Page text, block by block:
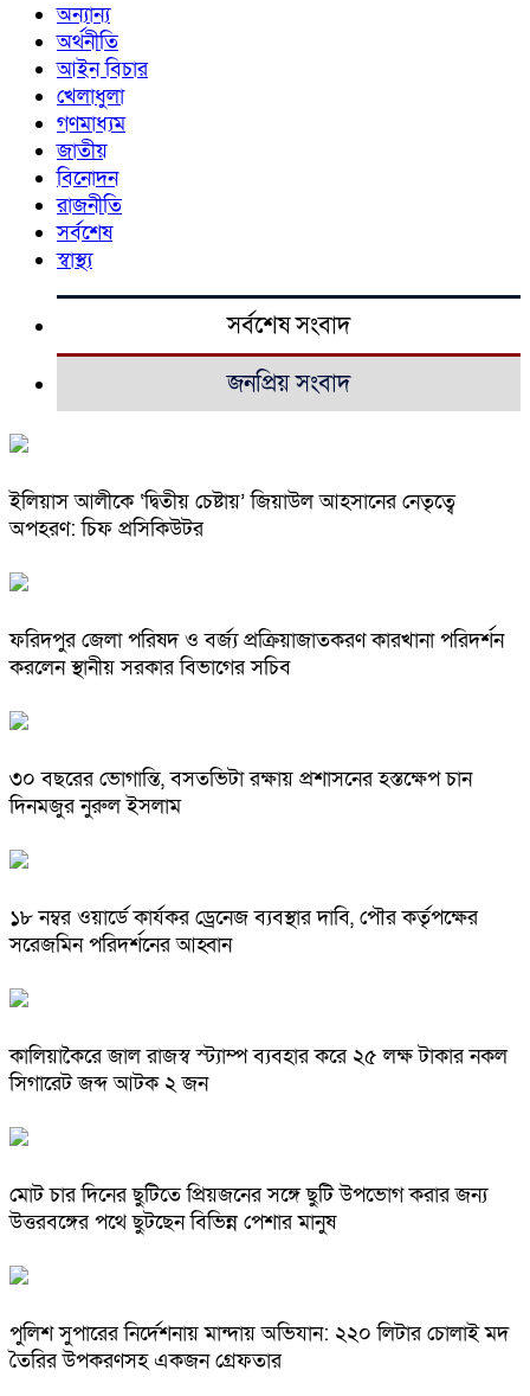
অন্যান্য
অর্থনীতি
আইন বিচার
খেলাধুলা
গণমাধ্যম
জাতীয়
বিনোদন
রাজনীতি
সর্বশেষ
স্বাস্থ্য
সর্বশেষ সংবাদ
জনপ্রিয় সংবাদ
ইলিয়াস আলীকে ‘দ্বিতীয় চেষ্টায়’ জিয়াউল আহসানের নেতৃত্বে
অপহরণ: চিফ প্রসিকিউটর
ফরিদপুর জেলা পরিষদ ও বর্জ্য প্রক্রিয়াজাতকরণ কারখানা পরিদর্শন
করলেন স্থানীয় সরকার বিভাগের সচিব
৩০ বছরের ভোগান্তি, বসতভিটা রক্ষায় প্রশাসনের হস্তক্ষেপ চান
দিনমজুর নুরুল ইসলাম
১৮ নম্বর ওয়ার্ডে কার্যকর ড্রেনেজ ব্যবস্থার দাবি, পৌর কর্তৃপক্ষের
সরেজমিন পরিদর্শনের আহ্বান
কালিয়াকৈরে জাল রাজস্ব স্ট্যাম্প ব্যবহার করে ২৫ লক্ষ টাকার নকল
সিগারেট জব্দ আটক ২ জন
মোট চার দিনের ছুটিতে প্রিয়জনের সঙ্গে ছুটি উপভোগ করার জন্য
উত্তরবঙ্গের পথে ছুটছেন বিভিন্ন পেশার মানুষ
পুলিশ সুপারের নির্দেশনায় মান্দায় অভিযান: ২২০ লিটার চোলাই মদ
তৈরির উপকরণসহ একজন গ্রেফতার